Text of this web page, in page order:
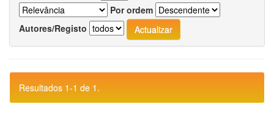
Por ordem
Autores/Registo
Resultados 1-1 de 1.